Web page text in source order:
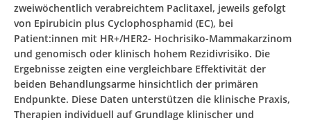
zweiwöchentlich verabreichtem Paclitaxel, jeweils gefolgt
von Epirubicin plus Cyclophosphamid (EC), bei
Patient:innen mit HR+/HER2- Hochrisiko-Mammakarzinom
und genomisch oder klinisch hohem Rezidivrisiko. Die
Ergebnisse zeigten eine vergleichbare Effektivität der
beiden Behandlungsarme hinsichtlich der primären
Endpunkte. Diese Daten unterstützen die klinische Praxis,
Therapien individuell auf Grundlage klinischer und